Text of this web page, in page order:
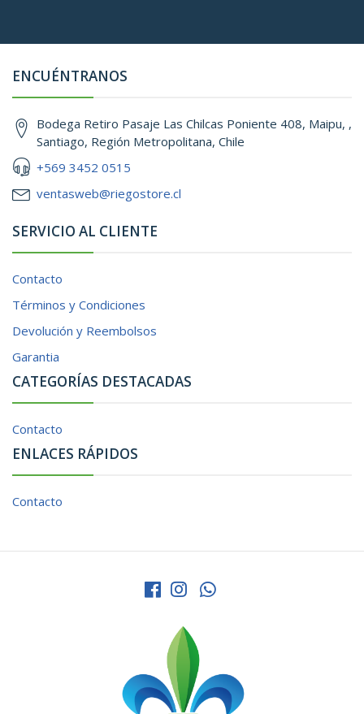
ENCUÉNTRANOS
Bodega Retiro Pasaje Las Chilcas Poniente 408, Maipu, ,
Santiago, Región Metropolitana, Chile
+569 3452 0515
ventasweb@riegostore.cl
SERVICIO AL CLIENTE
Contacto
Términos y Condiciones
Devolución y Reembolsos
Garantia
CATEGORÍAS DESTACADAS
Contacto
ENLACES RÁPIDOS
Contacto